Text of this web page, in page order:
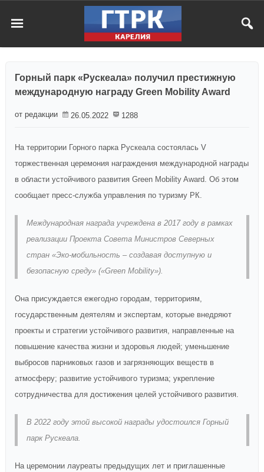
Горный парк «Рускеала» получил престижную
международную награду Green Mobility Award
от редакции 26.05.2022 1288
На территории Горного парка Рускеала состоялась V
торжественная церемония награждения международной награды
в области устойчивого развития Green Mobility Award. Об этом
сообщает пресс-служба управления по туризму РК.
Международная награда учреждена в 2017 году в рамках
реализации Проекта Совета Министров Северных
стран «Эко-мобильность – создавая доступную и
безопасную среду» («Green Mobility»).
Она присуждается ежегодно городам, территориям,
государственным деятелям и экспертам, которые внедряют
проекты и стратегии устойчивого развития, направленные на
повышение качества жизни и здоровья людей; уменьшение
выбросов парниковых газов и загрязняющих веществ в
атмосферу; развитие устойчивого туризма; укрепление
сотрудничества для достижения целей устойчивого развития.
В 2022 году этой высокой награды удостоился Горный
парк Рускеала.
На церемонии лауреаты предыдущих лет и приглашенные